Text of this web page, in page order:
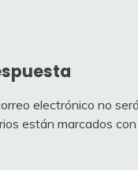
electrónico no
están marcados con